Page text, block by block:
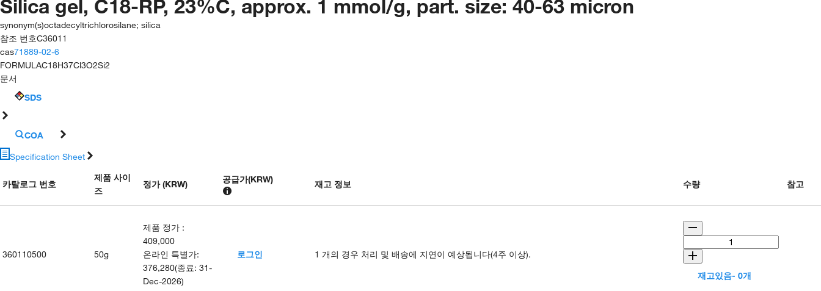
Silica gel, C18-RP, 23%C, approx. 1 mmol/g, part. size: 40-63 micron
synonym(s)octadecyltrichlorosilane; silica
참조 번호C36011
cas71889-02-6
FORMULAC18H37Cl3O2Si2
문서
SDS
COA
Specification Sheet
카탈로그 번호
제품 사이
즈
정가 (KRW) 공급가(KRW) 재고 정보 수량 참고
360110500 50g
제품 정가 :
409,000
온라인 특별가:
376,280(종료: 31-
Dec-2026)
로그인 1 개의 경우 처리 및 배송에 지연이 예상됩니다(4주 이상).
재고있음- 0개